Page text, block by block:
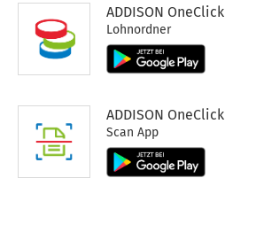
ADDISON OneClick
Lohnordner
ADDISON OneClick
Scan App